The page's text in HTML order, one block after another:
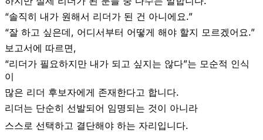
“솔직히 내가 원해서 리더가 된 건 아니에요.”
“잘 하고 싶은데, 어디서부터 어떻게 해야 할지 모르겠어요.”
보고서에 따르면,
“리더가 필요하지만 내가 되고 싶지는 않다”는 모순적 인식
이
많은 리더 후보자에게 존재한다고 합니다.
리더는 단순히 선발되어 임명되는 것이 아니라
스스로 선택하고 결단해야 하는 자리입니다.